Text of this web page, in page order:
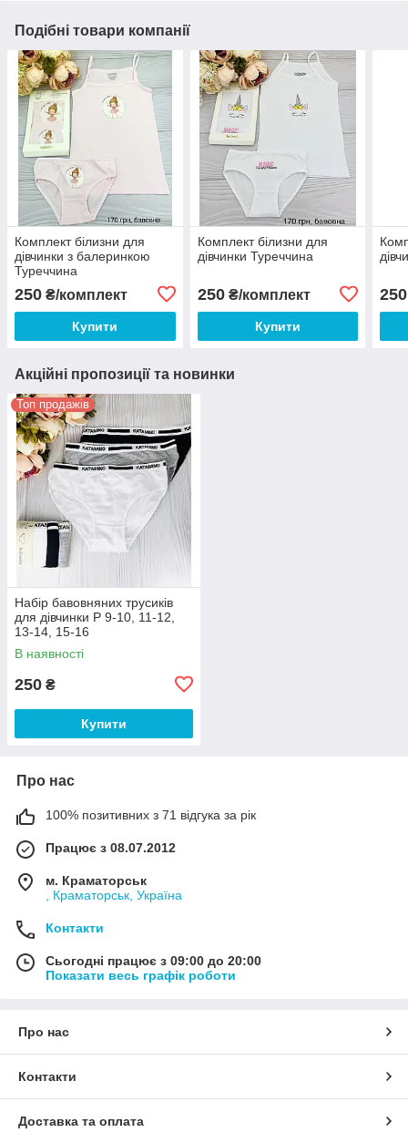
Подібні товари компанії
Комплект білизни для
дівчинки з балеринкою
Туреччина
250 ₴/комплект
Купити
Комплект білизни для
дівчинки Туреччина
250₴/комплект
Купити
250
Акційні пропозиції та новинки
Топ продажів
Набір бавовняних трусиків
для дівчинки Р 9-10, 11-12,
13-14, 15-16
В наявності
250 ₴
Купити
Про нас
100% позитивних з 71 відгука за рік
Працює з 08.07.2012
м. Краматорськ
, Краматорськ, Україна
Контакти
Сьогодні працює з 09:00 до 20:00
Показати весь графік роботи
Про нас
Контакти
Доставка та оплата